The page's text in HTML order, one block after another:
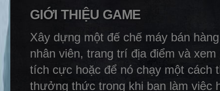
GIỚI THIỆU GAME
Xây dựng một đế chế máy bán
nhân viên, trang trí địa điểm và
tích cực hoặc để nó chạy một cách
thưởng thức trong khi bạn làm việc